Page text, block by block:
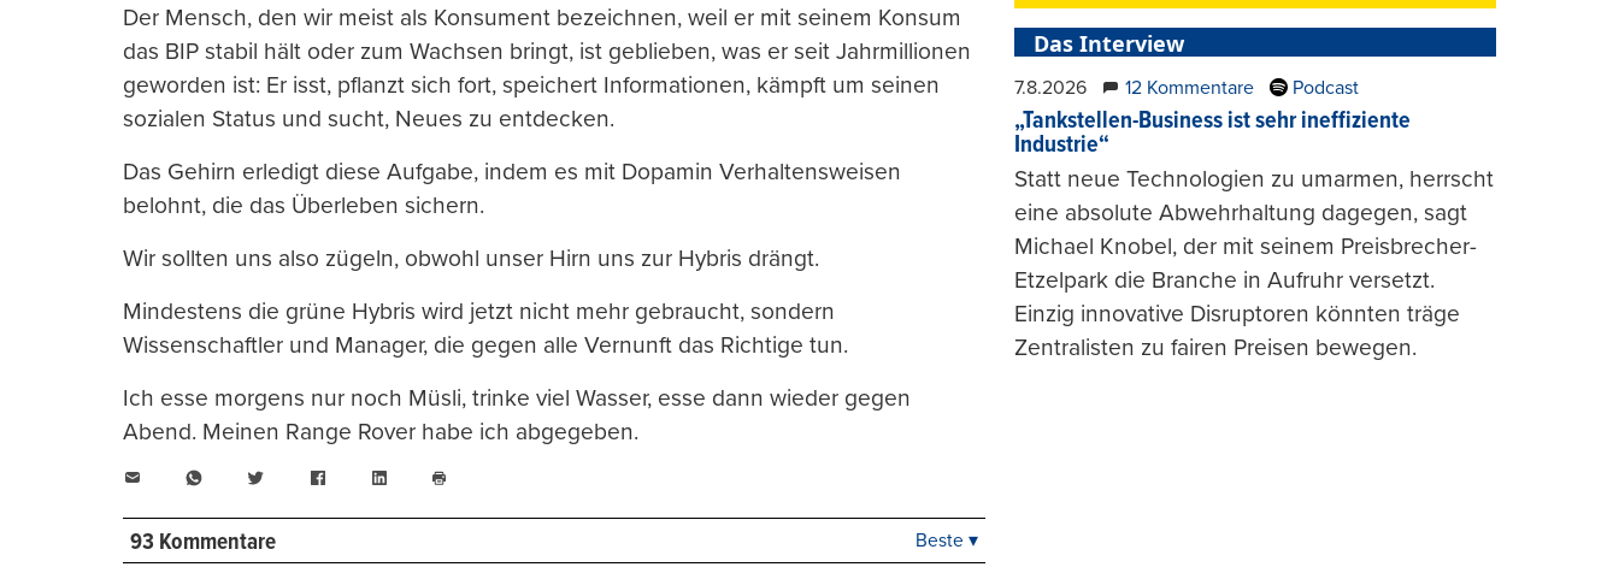
Der Mensch, den wir meist als Konsument bezeichnen, weil er mit seinem Konsum
das BIP stabil hält oder zum Wachsen bringt, ist geblieben, was er seit Jahrmillionen
geworden ist: Er isst, pflanzt sich fort, speichert Informationen, kämpft um seinen
sozialen Status und sucht, Neues zu entdecken.
Das Gehirn erledigt diese Aufgabe, indem es mit Dopamin Verhaltensweisen
belohnt, die das Überleben sichern.
Wir sollten uns also zügeln, obwohl unser Hirn uns zur Hybris drängt.
Mindestens die grüne Hybris wird jetzt nicht mehr gebraucht, sondern
Wissenschaftler und Manager, die gegen alle Vernunft das Richtige tun.
Ich esse morgens nur noch Müsli, trinke viel Wasser, esse dann wieder gegen
Abend. Meinen Range Rover habe ich abgegeben.
WhatsAppTwitter FacebookLinkedIn
drucken
93 Kommentare Beste ▾
Das Interview
7.8.2026 12 Kommentare Podcast
„Tankstellen-Business ist sehr ineffiziente
Industrie“
Statt neue Technologien zu umarmen, herrscht
eine absolute Abwehrhaltung dagegen, sagt
Michael Knobel, der mit seinem Preisbrecher-
Etzelpark die Branche in Aufruhr versetzt.
Einzig innovative Disruptoren könnten träge
Zentralisten zu fairen Preisen bewegen.